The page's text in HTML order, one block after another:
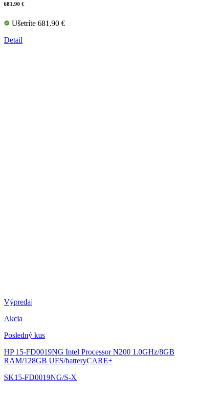
681.90 €
Ušetríte 681.90 €
Detail
Výpredaj
Akcia
Posledný kus
HP 15-FD0019NG Intel Processor N200 1.0GHz/8GB
RAM/128GB UFS/batteryCARE+
SK15-FD0019NG/S-X